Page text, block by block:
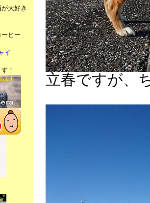
大好き
ヒー
イ
す！
立春ですが、